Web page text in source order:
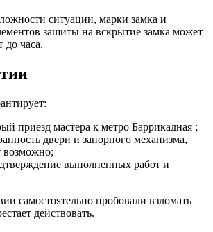
ситуации, марки замка и
защиты на вскрытие замка может
до часа.
приезд мастера к метро Баррикадная ;
двери и запорного механизма,
возможно;
выполненных работ и
самостоятельно пробовали взломать
действовать.